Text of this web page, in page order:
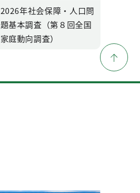
2026年社会保障・人口問
題基本調査（第８回全国
家庭動向調査）